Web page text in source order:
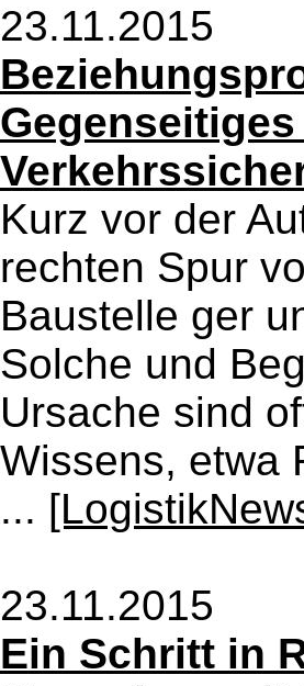
23.11.2015
Kurz vor der
rechten Spur
Baustelle ger
Solche und
Ursache sind
Wissens, etwa
...
23.11.2015
Ein Schritt in